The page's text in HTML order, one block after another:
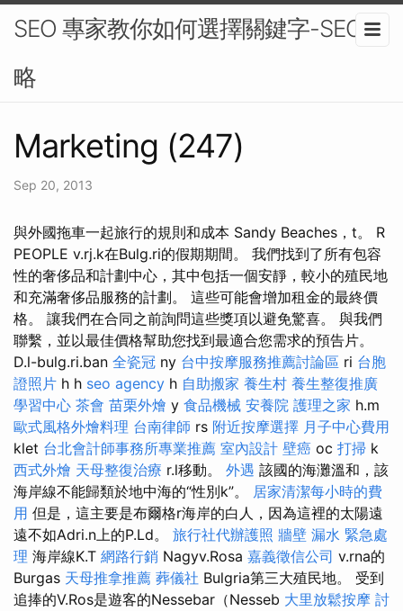
SEO 專家教你如何選擇關鍵字-SEO策
略
Marketing (247)
Sep 20, 2013
與外國拖車一起旅行的規則和成本 Sandy Beaches，t。 R
PEOPLE v.rj.k在Bulg.ri的假期期間。 我們找到了所有包容
性的奢侈品和計劃中心，其中包括一個安靜，較小的殖民地
和充滿奢侈品服務的計劃。 這些可能會增加租金的最終價
格。 讓我們在合同之前詢問這些獎項以避免驚喜。 與我們
聯繫，並以最佳價格幫助您找到最適合您需求的預告片。
D.l-bulg.ri.ban 全瓷冠 ny 台中按摩服務推薦討論區 ri 台胞
證照片 h h seo agency h 自助搬家 養生村 養生整復推廣
學習中心 茶會 苗栗外燴 y 食品機械 安養院 護理之家 h.m
歐式風格外燴料理 台南律師 rs 附近按摩選擇 月子中心費用
klet 台北會計師事務所專業推薦 室內設計 壁癌 oc 打掃 k
西式外燴 天母整復治療 r.l移動。 外遇 該國的海灘溫和，該
海岸線不能歸類於地中海的“性別k”。 居家清潔每小時的費
用 但是，這主要是布爾格r海岸的白人，因為這裡的太陽遠
遠不如Adri.n上的P.Ld。 旅行社代辦護照 牆壁 漏水 緊急處
理 海岸線K.T 網路行銷 Nagyv.Rosa 嘉義徵信公司 v.rna的
Burgas 天母推拿推薦 葬儀社 Bulgria第三大殖民地。 受到
追捧的V.Ros是遊客的Nessebar（Nesseb 大里放鬆按摩 討